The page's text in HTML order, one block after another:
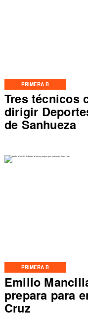
PRIMERA B
Tres técnicos
dirigir
de Sanhueza
PRIMERA B
Emilio
prepara para
Cruz